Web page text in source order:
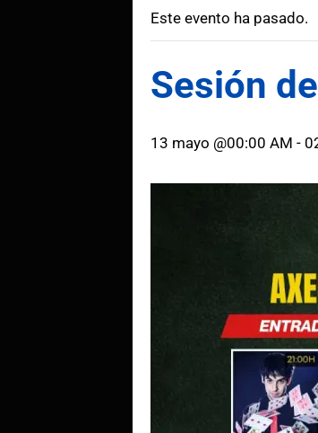
Este evento ha pasado.
Sesión
13 mayo @00:00 AM -